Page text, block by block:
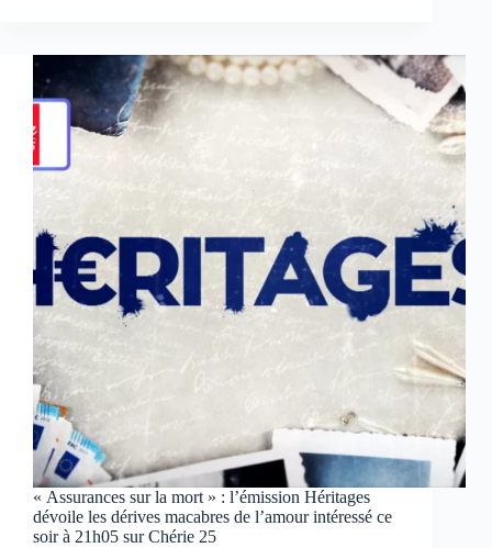
quand
l’amour
tourne
au
cauchemar
21h05
« Assurances sur la mort » : l’émission Héritages
dévoile les dérives macabres de l’amour intéressé ce
soir à 21h05 sur Chérie 25